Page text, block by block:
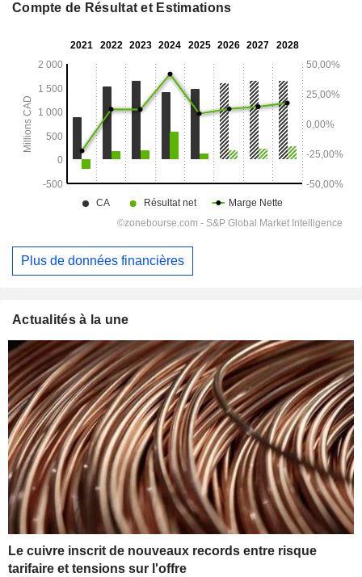
Compte de Résultat et Estimations
Plus de données financières
Actualités à la une
Le cuivre inscrit de nouveaux records entre risque
tarifaire et tensions sur l'offre